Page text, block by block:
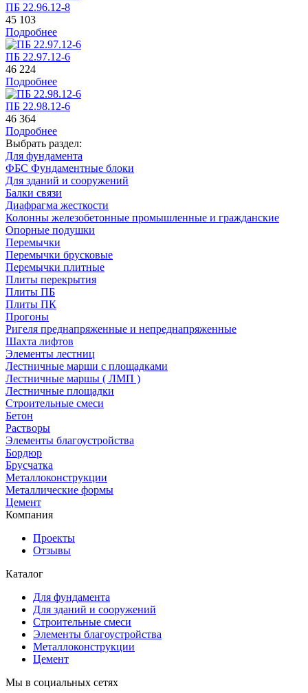
ПБ 22.96.12-8
45 103
Подробнее
ПБ 22.97.12-6
46 224
Подробнее
ПБ 22.98.12-6
46 364
Подробнее
Выбрать раздел:
Для фундамента
ФБС Фундаментные блоки
Для зданий и сооружений
Балки связи
Диафрагма жесткости
Колонны железобетонные промышленные и гражданские
Опорные подушки
Перемычки
Перемычки брусковые
Перемычки плитные
Плиты перекрытия
Плиты ПБ
Плиты ПК
Прогоны
Ригеля преднапряженные и непреднапряженные
Шахта лифтов
Элементы лестниц
Лестничные марши с площадками
Лестничные маршы ( ЛМП )
Лестничные площадки
Строительные смеси
Бетон
Растворы
Элементы благоустройства
Бордюр
Брусчатка
Металлоконструкции
Металлические формы
Цемент
Компания
Проекты
Отзывы
Каталог
Для фундамента
Для зданий и сооружений
Строительные смеси
Элементы благоустройства
Металлоконструкции
Цемент
Мы в социальных сетях